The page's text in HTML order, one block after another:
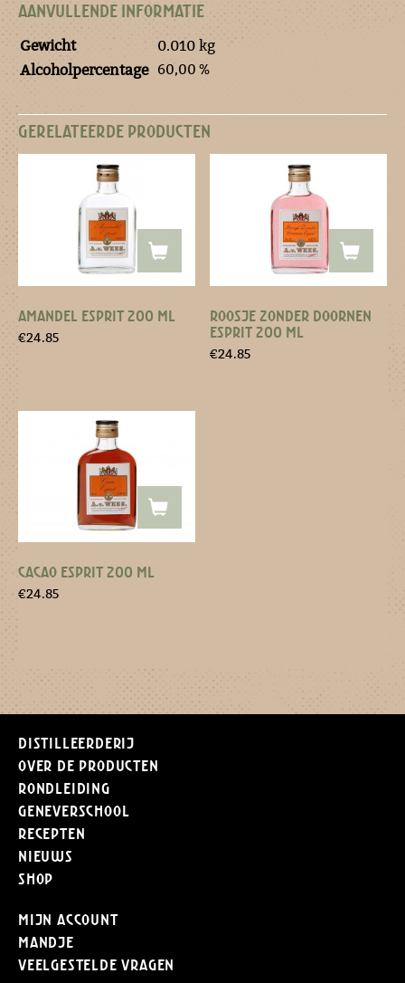
AANVULLENDE INFORMATIE
Gewicht
0.010 kg
Alcoholpercentage 60,00 %
GERELATEERDE PRODUCTEN
AMANDEL ESPRIT 200 ML
€24.85
ROOSJE ZONDER DOORNEN
ESPRIT 200 ML
€24.85
CACAO ESPRIT 200 ML
€24.85
Distilleerderij
Over de producten
Rondleiding
Geneverschool
Recepten
Nieuws
Shop
Mijn Account
Mandje
Veelgestelde vragen